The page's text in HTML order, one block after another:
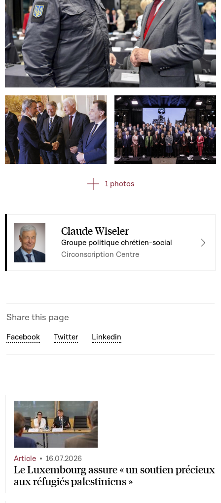
Open image in gallery
Open image in gallery Open image in gallery
1 photos
Claude Wiseler
Groupe politique chrétien-social
Circonscription Centre
Share this page
Facebook Twitter Linkedin
Le Luxembourg assure « un soutien précieux
aux réfugiés palestiniens »
Article 16.07.2026